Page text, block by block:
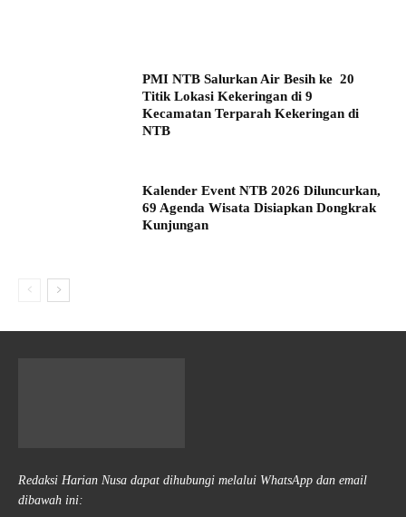
PMI NTB Salurkan Air Besih ke 20
Titik Lokasi Kekeringan di 9
Kecamatan Terparah Kekeringan di
NTB
Kalender Event NTB 2026 Diluncurkan,
69 Agenda Wisata Disiapkan Dongkrak
Kunjungan
Redaksi Harian Nusa dapat dihubungi melalui WhatsApp dan email
dibawah ini: